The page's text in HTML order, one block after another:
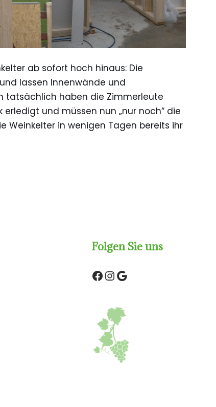
ab sofort hoch hinaus: Die
lassen Innenwände und
tatsächlich haben die Zimmerleute
und müssen nun „nur noch“ die
Weinkelter in wenigen Tagen bereits ihr
Folgen Sie uns